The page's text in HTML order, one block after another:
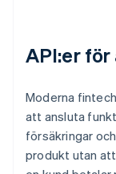
API:er för
Moderna
att ansluta
försäkringar
produkt utan